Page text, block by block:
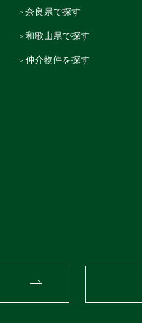
奈良県で探す
和歌山県で探す
仲介物件を探す